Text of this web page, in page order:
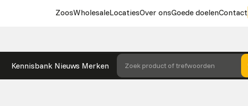
ZoosWholesaleLocatiesOver onsGoede doelenContact
Kennisbank Nieuws Merken Zoek product of trefwoorden